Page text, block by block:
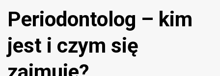
Periodontolog – kim
jest i czym się